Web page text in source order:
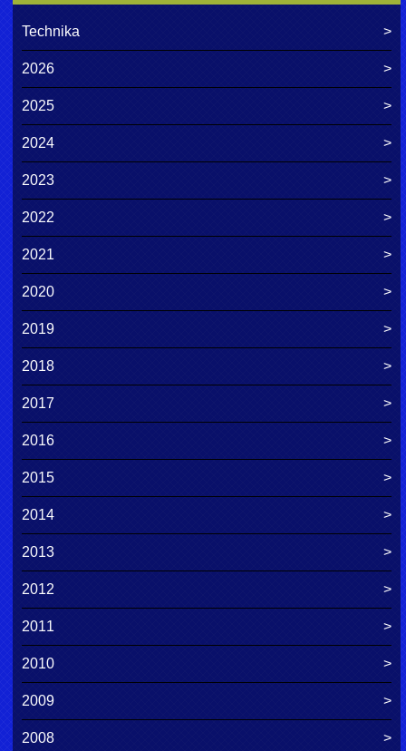
Technika
2026
2025
2024
2023
2022
2021
2020
2019
2018
2017
2016
2015
2014
2013
2012
2011
2010
2009
2008